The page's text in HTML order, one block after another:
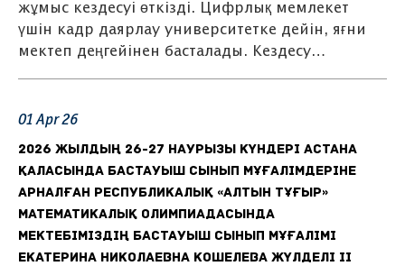
жұмыс кездесуі өткізді. Цифрлық мемлекет
үшін кадр даярлау университетке дейін, яғни
мектеп деңгейінен басталады. Кездесу…
01 Apr26
2026 жылдың 26-27 наурызы күндері Астана
қаласында бастауыш сынып мұғалімдеріне
арналған республикалық «Алтын тұғыр»
математикалық олимпиадасында
мектебіміздің бастауыш сынып мұғалімі
Екатерина Николаевна Кошелева жүлделі II